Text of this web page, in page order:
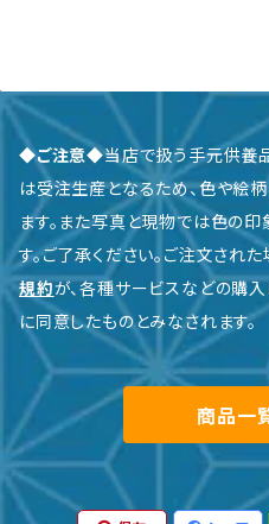
◆ご注意◆当店で扱う手元供養
は受注生産となるため、色や絵
ます。また写真と現物では色の
す。ご了承ください。ご注文された
規約が、各種サービスなどの購
に同意したものとみなされます。
商品一